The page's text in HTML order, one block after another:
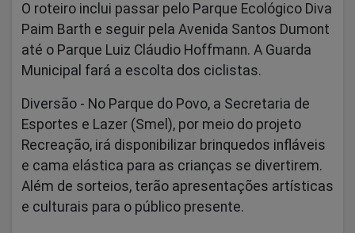
O roteiro inclui passar pelo Parque Ecológico Diva
Paim Barth e seguir pela Avenida Santos Dumont
até o Parque Luiz Cláudio Hoffmann. A Guarda
Municipal fará a escolta dos ciclistas.
Diversão - No Parque do Povo, a Secretaria de
Esportes e Lazer (Smel), por meio do projeto
Recreação, irá disponibilizar brinquedos infláveis
e cama elástica para as crianças se divertirem.
Além de sorteios, terão apresentações artísticas
e culturais para o público presente.